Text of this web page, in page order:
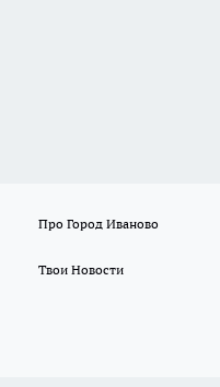
Про Город Иваново
Твои Новости